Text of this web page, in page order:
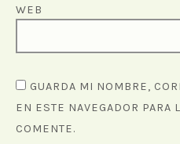
WEB
GUARDA MI NOMBRE,
EN ESTE NAVEGADOR PARA
COMENTE.